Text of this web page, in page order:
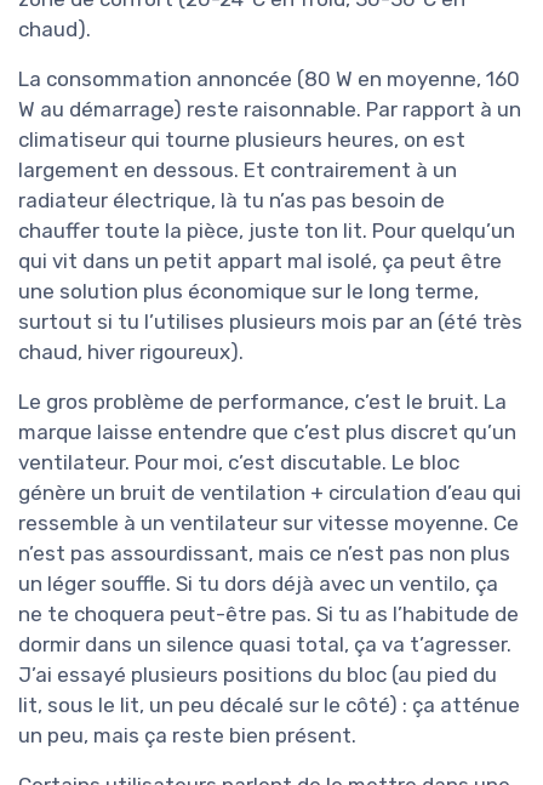
chaud).
La consommation annoncée (80 W en moyenne, 160
W au démarrage) reste raisonnable. Par rapport à un
climatiseur qui tourne plusieurs heures, on est
largement en dessous. Et contrairement à un
radiateur électrique, là tu n’as pas besoin de
chauffer toute la pièce, juste ton lit. Pour quelqu’un
qui vit dans un petit appart mal isolé, ça peut être
une solution plus économique sur le long terme,
surtout si tu l’utilises plusieurs mois par an (été très
chaud, hiver rigoureux).
Le gros problème de performance, c’est le bruit. La
marque laisse entendre que c’est plus discret qu’un
ventilateur. Pour moi, c’est discutable. Le bloc
génère un bruit de ventilation + circulation d’eau qui
ressemble à un ventilateur sur vitesse moyenne. Ce
n’est pas assourdissant, mais ce n’est pas non plus
un léger souffle. Si tu dors déjà avec un ventilo, ça
ne te choquera peut-être pas. Si tu as l’habitude de
dormir dans un silence quasi total, ça va t’agresser.
J’ai essayé plusieurs positions du bloc (au pied du
lit, sous le lit, un peu décalé sur le côté) : ça atténue
un peu, mais ça reste bien présent.